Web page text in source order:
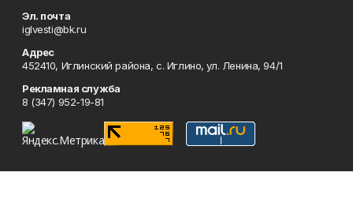
Эл. почта
iglvesti@bk.ru
Адрес
452410, Иглинский района, с. Иглино, ул. Ленина, 94/1
Рекламная служба
8 (347) 952-19-81